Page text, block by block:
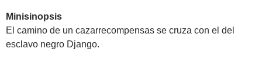
Minisinopsis
El camino de un cazarrecompensas se cruza con el del
esclavo negro Django.